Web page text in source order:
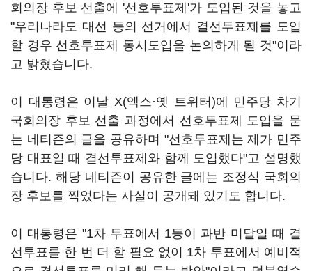
회의장 후보 선출에 '선호투표제'가 도입된 것을 놓고
"우리나라도 대선 등의 선거에서 결선투표제를 도입
할 경우 선호투표제 동시도입을 논의하게 될 것"이라
고 밝혔습니다.
이 대통령은 이날 X(엑스·옛 트위터)에 민주당 차기
국회의장 후보 선출 과정에서 선호투표제 도입을 묻
는 네티즌의 글을 공유하며 "선호투표제는 제가 민주
당 대표일 때 결선투표제와 함께 도입했다"고 설명했
습니다. 해당 네티즌이 공유한 글에는 조정식 국회의
장 후보를 찍었다는 사실이 공개돼 있기도 합니다.
이 대통령은 "1차 투표에서 1등이 과반 미달일 때 결
선투표를 한 번 더 할 필요 없이 1차 투표에서 예비적